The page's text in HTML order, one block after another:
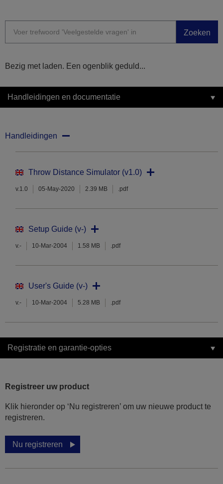
Zoeken
Bezig met laden. Een ogenblik geduld...
Handleidingen en documentatie
Handleidingen
Throw Distance Simulator (v1.0)
v.1.0 05-May-2020 2.39 MB .pdf
Setup Guide (v-)
v.- 10-Mar-2004 1.58 MB .pdf
User's Guide (v-)
v.- 10-Mar-2004 5.28 MB .pdf
Registratie en garantie-opties
Registreer uw product
Klik hieronder op ‘Nu registreren’ om uw nieuwe product te
registreren.
Nu registreren